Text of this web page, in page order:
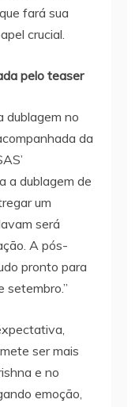
fará sua
crucial.
pelo teaser
dublagem no
da
a dublagem de
um
será
A pós-
pronto para
setembro.”
ser mais
e no
emoção,